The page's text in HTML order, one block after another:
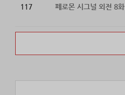
117 페로몬 시그널 외전 8화